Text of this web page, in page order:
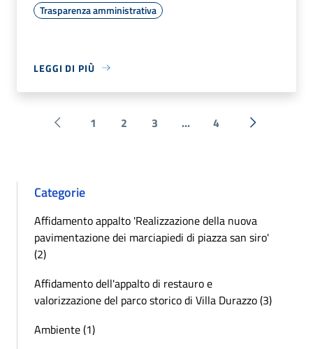
Trasparenza amministrativa
LEGGI DI PIÙ
Pagina precedente
1 2 3 ... 4 Successiva
Categorie
Affidamento appalto 'Realizzazione della nuova
pavimentazione dei marciapiedi di piazza san siro'
(2)
Affidamento dell'appalto di restauro e
valorizzazione del parco storico di Villa Durazzo (3)
Ambiente (1)